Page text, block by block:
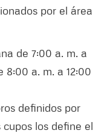
por el área
de 7:00 a. m. a
8:00 a. m. a 12:00
definidos por
los define el